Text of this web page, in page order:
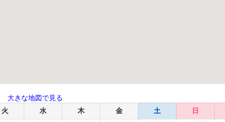
大きな地図で見る
火 水 木 金 土 日